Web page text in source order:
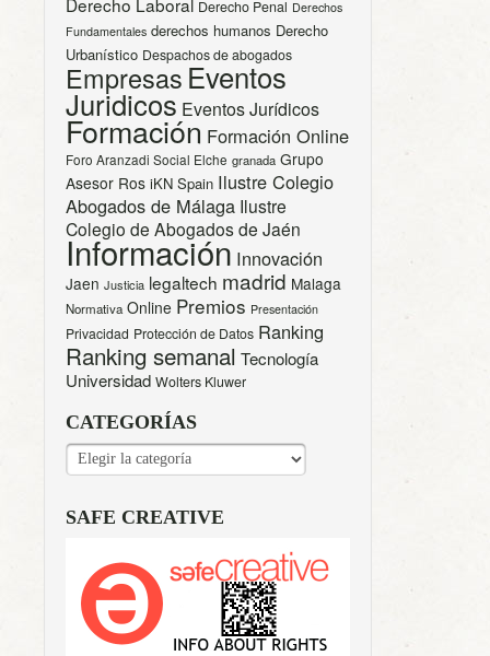
Derecho Penal Derechos
Fundamentales derechos humanos Derecho
Urbanístico Despachos de abogados
Empresas Eventos
Juridicos Eventos Jurídicos
Formación Formación Online
Foro Aranzadi Social Elche granada Grupo
Asesor Ros iKN Spain Ilustre Colegio
Abogados de Málaga Ilustre
Colegio de Abogados de Jaén
Información Innovación
Jaen Justicia legaltech madrid Malaga
Normativa Online Premios Presentación
Privacidad Protección de Datos Ranking
Ranking semanal Tecnología
Universidad Wolters Kluwer
CATEGORÍAS
CATEGORÍAS
SAFE CREATIVE